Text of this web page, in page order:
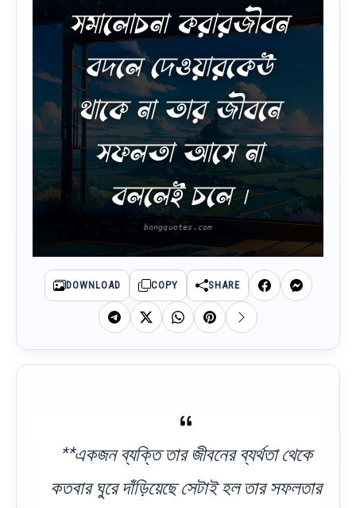
সমালোচনা করারজীবন
বদলে দেওয়ারকেউ
থাকে না তার জীবনে
সফলতা আসে না
বললেই চলে ।
DOWNLOAD COPY SHARE
**একজন ব্যক্তি তার জীবনের ব্যর্থতা থেকে
কতবার ঘুরে দাঁড়িয়েছে সেটাই হল তার সফলতার